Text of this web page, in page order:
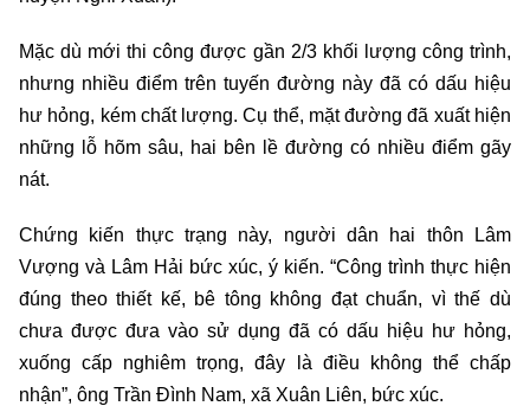
Mặc dù mới thi công được gần 2/3 khối lượng công trình,
nhưng nhiều điểm trên tuyến đường này đã có dấu hiệu
hư hỏng, kém chất lượng. Cụ thể, mặt đường đã xuất hiện
những lỗ hõm sâu, hai bên lề đường có nhiều điểm gãy
nát.
Chứng kiến thực trạng này, người dân hai thôn Lâm
Vượng và Lâm Hải bức xúc, ý kiến. “Công trình thực hiện
đúng theo thiết kế, bê tông không đạt chuẩn, vì thế dù
chưa được đưa vào sử dụng đã có dấu hiệu hư hỏng,
xuống cấp nghiêm trọng, đây là điều không thể chấp
nhận”, ông Trần Đình Nam, xã Xuân Liên, bức xúc.